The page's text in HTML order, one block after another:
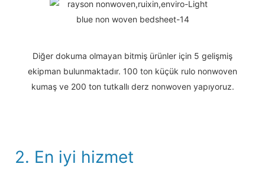
Diğer dokuma olmayan bitmiş ürünler için 5 gelişmiş
ekipman bulunmaktadır. 100 ton küçük rulo nonwoven
kumaş ve 200 ton tutkallı derz nonwoven yapıyoruz.
2. En iyi hizmet